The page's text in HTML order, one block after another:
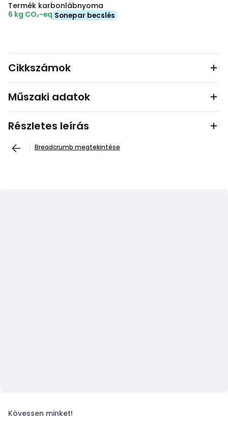
Termék karbonlábnyoma
6 kg CO₂-eq Sonepar becslés
Cikkszámok
Műszaki adatok
Részletes leírás
Breadcrumb megtekintése
Kövessen minket!